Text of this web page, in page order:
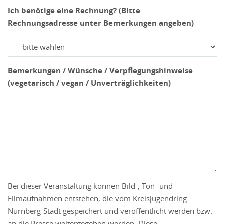
Ich benötige eine Rechnung? (Bitte
Rechnungsadresse unter Bemerkungen angeben)
Bemerkungen / Wünsche / Verpflegungshinweise
(vegetarisch / vegan / Unverträglichkeiten)
Bei dieser Veranstaltung können Bild-, Ton- und
Filmaufnahmen entstehen, die vom Kreisjugendring
Nürnberg-Stadt gespeichert und veröffentlicht werden bzw.